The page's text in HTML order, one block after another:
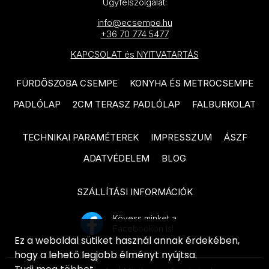
ARTÉ Origami termékcsalád
ARTÉ Floral Stone termékcsalád
ARTÉ Ventura termékcsalád
ARTÉ Marlena termékcsalád
ARTÉ Kalma termékcsalád
ARTÉ Borneo termékcsalád
ARTÉ Neutral termékcsalád
ARTÉ Caramell termékcsalád
ARTÉ Fuoco termékcsalád
ARTÉ Satini Marittimo
SAIME CottoAntico termékcsalád
SAIME Phoenix termékcsalád
SAIME Titano termékcsalád
SAIME Artica termékcsalád
SAIME Ferrocemento termékcsalád
SAIME Alpi termékcsalád
SAIME Luserna termékcsalád
SAIME Painted termékcsalád
SAIME Eternity termékcsalád
SAIME Frammenta termékcsalád
SAIME Icon termékcsalád
info@ecsempe.hu
+36 70 774 5477
KAPCSOLAT és NYITVATARTÁS
FÜRDŐSZOBA CSEMPE
KONYHA ÉS METROCSEMPE
PADLÓLAP
2CM TERASZ PADLÓLAP FALBURKOLAT
TECHNIKAI PARAMÉTEREK IMPRESSZUM
ÁSZF
ADATVÉDELEM
BLOG
SZÁLLÍTÁSI INFORMÁCIÓK
Kövess minket a
Facebookon is!
Ez a weboldal sütiket használ annak érdekében,
hogy a lehető legjobb élményt nyújtsa.